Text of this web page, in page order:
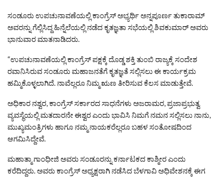
ಸಂಡೂರು ಉಪಚುನಾವಣೆಯಲ್ಲಿ ಕಾಂಗ್ರೆಸ್ ಅಭ್ಯರ್ಥಿ ಅನ್ನಪೂರ್ಣ ತುಕಾರಾಮ್
ಅವರನ್ನು ಗೆಲ್ಲಿಸಿದ್ದ ಹಿನ್ನೆಲೆಯಲ್ಲಿ ನಡೆದ ಕೃತಜ್ಞತಾ ಸಭೆಯಲ್ಲಿ ಶಿವಕುಮಾರ್ ಅವರು
ಭಾನುವಾರ ಮಾತನಾಡಿದರು.
“ಉಪಚುನಾವಣೆಯಲ್ಲಿ ಕಾಂಗ್ರೆಸ್ ಪಕ್ಷಕ್ಕೆ ದೊಡ್ಡ ಶಕ್ತಿ ತುಂಬಿ ರಾಜ್ಯಕ್ಕೆ ಸಂದೇಶ
ರವಾನಿಸಿರುವ ಸಂಡೂರು ಮಹಾಜನತೆಗೆ ಕೃತಜ್ಞತೆ ಸಲ್ಲಿಸಲು ಈ ಕಾರ್ಯಕ್ರಮ
ಹಮ್ಮಿಕೊಳ್ಳಲಾಗಿದೆ. ನಾವೆಲ್ಲರೂ ನಿಮ್ಮ ಋಣ ತೀರಿಸುವ ಕೆಲಸ ಮಾಡುತ್ತೇವೆ.
ಅಧಿಕಾರ ನಶ್ವರ, ಕಾಂಗ್ರೆಸ್ ಸರ್ಕಾರದ ಸಾಧನೆಗಳು ಅಜರಾಮರ, ಪ್ರಜಾಪ್ರಭುತ್ವ
ವ್ಯವಸ್ಥೆಯಲ್ಲಿ ಮತದಾರನೇ ಈಶ್ವರ ಎಂದು ಭಾವಿಸಿ ನಿಮಗೆ ನಮನ ಸಲ್ಲಿಸಲು ನಾನು,
ಮುಖ್ಯಮಂತ್ರಿಗಳು ಹಾಗೂ ನಮ್ಮ ನಾಯಕರೆಲ್ಲರೂ ಬಹಳ ಸಂತೋಷದಿಂದ
ಆಗಮಿಸಿದ್ದೇವೆ.
ಮಹಾತ್ಮಾ ಗಾಂಧೀಜಿ ಅವರು ಸಂಡೂರನ್ನು ಕರ್ನಾಟಕದ ಕಾಶ್ಮೀರ ಎಂದು
ಕರೆದಿದ್ದರು. ಅವರು ಕಾಂಗ್ರೆಸ್ ಅಧ್ಯಕ್ಷರಾಗಿ ನಡೆಸಿದ ಬೆಳಗಾವಿ ಅಧಿವೇಶನಕ್ಕೆ ಈಗ